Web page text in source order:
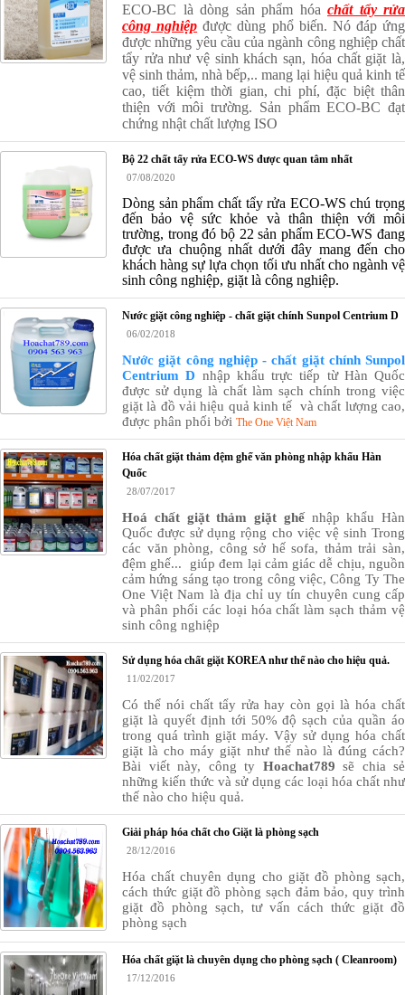
ECO-BC là dòng sản phẩm hóa chất tẩy rửa
công nghiệp được dùng phổ biến. Nó đáp ứng
được những yêu cầu của ngành công nghiệp chất
tẩy rửa như vệ sinh khách sạn, hóa chất giặt là,
vệ sinh thảm, nhà bếp,.. mang lại hiệu quả kinh tế
cao, tiết kiệm thời gian, chi phí, đặc biệt thân
thiện với môi trường. Sản phẩm ECO-BC đạt
chứng nhật chất lượng ISO
Bộ 22 chất tẩy rửa ECO-WS được quan tâm nhất
07/08/2020
Dòng sản phẩm chất tẩy rửa ECO-WS chú trọng
đến bảo vệ sức khỏe và thân thiện với môi
trường, trong đó bộ 22 sản phẩm ECO-WS đang
được ưa chuộng nhất dưới đây mang đến cho
khách hàng sự lựa chọn tối ưu nhất cho ngành vệ
sinh công nghiệp, giặt là công nghiệp.
Nước giặt công nghiệp - chất giặt chính Sunpol Centrium D
06/02/2018
Nước giặt công nghiệp - chất giặt chính Sunpol
Centrium D nhập khẩu trực tiếp từ Hàn Quốc
được sử dụng là chất làm sạch chính trong việc
giặt là đồ vải hiệu quả kinh tế và chất lượng cao,
được phân phối bởi The One Việt Nam
Hóa chất giặt thảm đệm ghế văn phòng nhập khẩu Hàn
Quốc
28/07/2017
Hoá chất giặt thảm giặt ghếnhập khẩu Hàn
Quốc được sử dụng rộng cho việc vệ sinh Trong
các văn phòng, công sở hế sofa, thảm trải sàn,
đệm ghế... giúp đem lại cảm giác dễ chịu, nguồn
cảm hứng sáng tạo trong công việc, Công Ty The
One Việt Nam là địa chỉ uy tín chuyên cung cấp
và phân phối các loại hóa chất làm sạch thảm vệ
sinh công nghiệp
Sử dụng hóa chất giặt KOREA như thế nào cho hiệu quả.
11/02/2017
Có thể nói chất tẩy rửa hay còn gọi là hóa chất
giặt là quyết định tới 50% độ sạch của quần áo
trong quá trình giặt máy. Vậy sử dụng hóa chất
giặt là cho máy giặt như thế nào là đúng cách?
Bài viết này, công ty Hoachat789 sẽ chia sẻ
những kiến thức và sử dụng các loại hóa chất như
thế nào cho hiệu quả.
Giải pháp hóa chất cho Giặt là phòng sạch
28/12/2016
Hóa chất chuyên dụng cho giặt đồ phòng sạch,
cách thức giặt đồ phòng sạch đảm bảo, quy trình
giặt đồ phòng sạch, tư vấn cách thức giặt đồ
phòng sạch
Hóa chất giặt là chuyên dụng cho phòng sạch ( Cleanroom)
17/12/2016